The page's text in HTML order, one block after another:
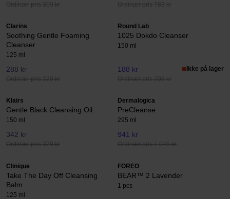
Ordinær pris 309 kr Ordinær pris 783 kr
Clarins
Soothing Gentle Foaming
Cleanser
125 ml
288 kr
Ordinær pris 320 kr
Round Lab
1025 Dokdo Cleanser
150 ml
188 kr
Ordinær pris 208 kr
Ikke på lager
Klairs
Gentle Black Cleansing Oil
150 ml
342 kr
Ordinær pris 379 kr
Dermalogica
PreCleanse
295 ml
941 kr
Ordinær pris 1 045 kr
Clinique
Take The Day Off Cleansing
Balm
125 ml
FOREO
BEAR™ 2 Lavender
1 pcs